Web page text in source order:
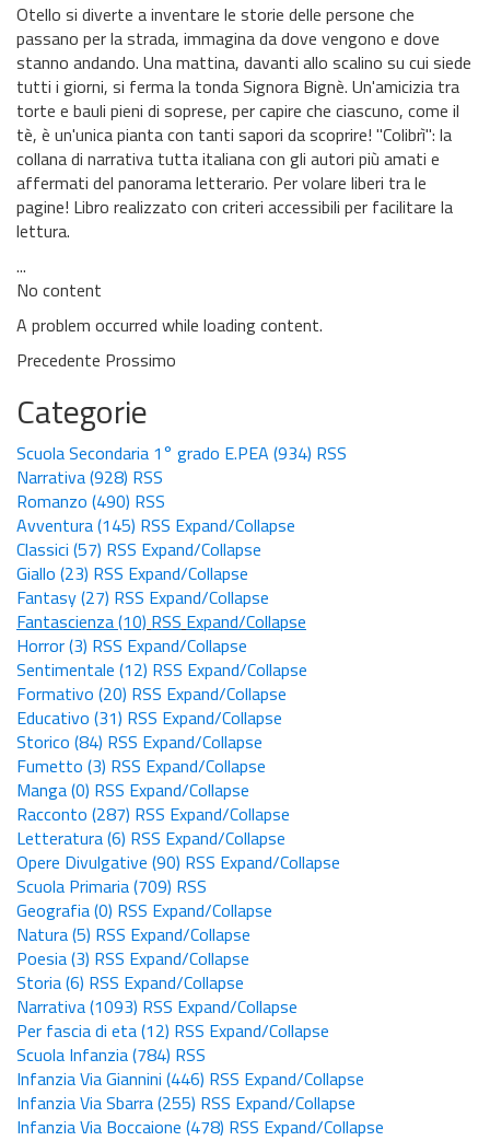
Otello si diverte a inventare le storie delle persone che
passano per la strada, immagina da dove vengono e dove
stanno andando. Una mattina, davanti allo scalino su cui siede
tutti i giorni, si ferma la tonda Signora Bignè. Un'amicizia tra
torte e bauli pieni di soprese, per capire che ciascuno, come il
tè, è un'unica pianta con tanti sapori da scoprire! ''Colibrì'': la
collana di narrativa tutta italiana con gli autori più amati e
affermati del panorama letterario. Per volare liberi tra le
pagine! Libro realizzato con criteri accessibili per facilitare la
lettura.
...
No content
A problem occurred while loading content.
Precedente Prossimo
Categorie
Scuola Secondaria 1° grado E.PEA (934) RSS
Narrativa(928) RSS
Romanzo (490) RSS
Avventura(145) RSS Expand/Collapse
Classici (57) RSS Expand/Collapse
Giallo (23) RSS Expand/Collapse
Fantasy(27) RSS Expand/Collapse
Fantascienza(10) RSS Expand/Collapse
Horror(3) RSS Expand/Collapse
Sentimentale (12) RSS Expand/Collapse
Formativo (20) RSS Expand/Collapse
Educativo (31) RSS Expand/Collapse
Storico (84) RSS Expand/Collapse
Fumetto (3) RSS Expand/Collapse
Manga(0) RSS Expand/Collapse
Racconto (287) RSS Expand/Collapse
Letteratura(6) RSS Expand/Collapse
Opere Divulgative (90) RSS Expand/Collapse
Scuola Primaria(709) RSS
Geografia(0) RSS Expand/Collapse
Natura(5) RSS Expand/Collapse
Poesia(3) RSS Expand/Collapse
Storia(6) RSS Expand/Collapse
Narrativa(1093) RSS Expand/Collapse
Per fascia di eta(12) RSS Expand/Collapse
Scuola Infanzia(784) RSS
Infanzia Via Giannini (446) RSS Expand/Collapse
Infanzia Via Sbarra(255) RSS Expand/Collapse
Infanzia Via Boccaione (478) RSS Expand/Collapse